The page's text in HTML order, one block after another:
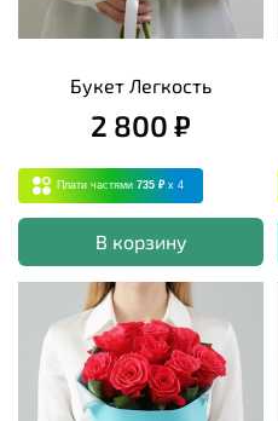
Букет Легкость
2 800 ₽
Плати частями 735 ₽ x 4
В корзину